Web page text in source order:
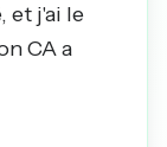
et j'ai le
CA a